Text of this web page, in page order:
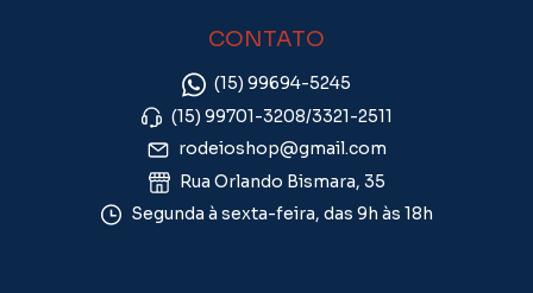
CONTATO
(15) 99694-5245
(15) 99701-3208/3321-2511
rodeioshop@gmail.com
Rua Orlando Bismara, 35
Segunda à sexta-feira, das 9h às 18h